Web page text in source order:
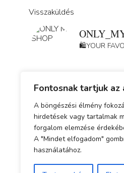
Fontosnak tartjuk
A böngészési élmény
hirdetések vagy tartalmak
forgalom elemzése
A "Mindet elfogadom"
használatához.
Visszaküldés
🛍️YOUR
Adatkezelési tájékoztató
ÁSZF